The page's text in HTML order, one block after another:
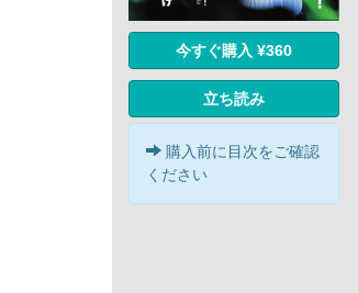
今すぐ購入 ¥360
立ち読み
購入前に目次をご確認
ください